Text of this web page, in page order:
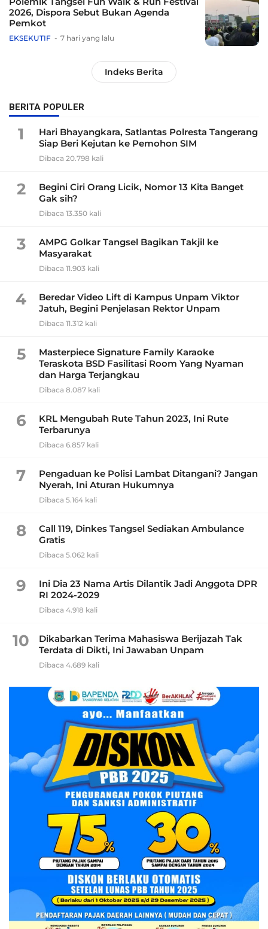
2026, Dispora Sebut Bukan Agenda
Pemkot
EKSEKUTIF 7 hari yang lalu
Indeks Berita
BERITA POPULER
1
Hari Bhayangkara, Satlantas Polresta Tangerang
Siap Beri Kejutan ke Pemohon SIM
Dibaca 20.798 kali
2
Begini Ciri Orang Licik, Nomor 13 Kita Banget
Gak sih?
Dibaca 13.350 kali
3
AMPG Golkar Tangsel Bagikan Takjil ke
Masyarakat
Dibaca 11.903 kali
4
Beredar Video Lift di Kampus Unpam Viktor
Jatuh, Begini Penjelasan Rektor Unpam
Dibaca 11.312 kali
5
Masterpiece Signature Family Karaoke
Teraskota BSD Fasilitasi Room Yang Nyaman
dan Harga Terjangkau
Dibaca 8.087 kali
6
KRL Mengubah Rute Tahun 2023, Ini Rute
Terbarunya
Dibaca 6.857 kali
7
Pengaduan ke Polisi Lambat Ditangani? Jangan
Nyerah, Ini Aturan Hukumnya
Dibaca 5.164 kali
8
Call 119, Dinkes Tangsel Sediakan Ambulance
Gratis
Dibaca 5.062 kali
9
Ini Dia 23 Nama Artis Dilantik Jadi Anggota DPR
RI 2024-2029
Dibaca 4.918 kali
10
Dikabarkan Terima Mahasiswa Berijazah Tak
Terdata di Dikti, Ini Jawaban Unpam
Dibaca 4.689 kali